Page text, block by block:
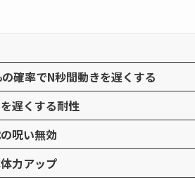
確率でN秒間動きを遅くする
遅くする耐性
呪い無効
力アップ